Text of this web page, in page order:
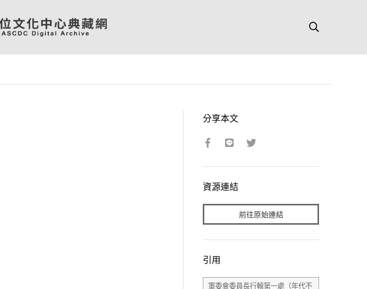
分享本文
資源連結
前往原始連結
引用